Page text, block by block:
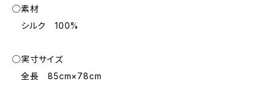
◯素材
シルク 100%
◯実寸サイズ
全長 85cm×78cm